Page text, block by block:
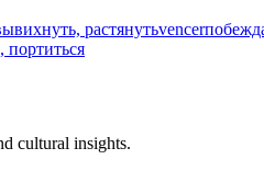
растянутьvencer
портиться
cultural insights.